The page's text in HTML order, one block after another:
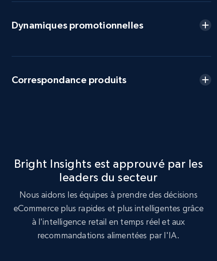
URL, Product id, Title, Seller name, Seller rating,
more.
359+ Commencer
eBay - Collect records by category
Dynamiques promotionnelles
Correspondance produits
Bright Insights est approuvé par les
leaders du secteur
Nous aidons les équipes à prendre des décisions
eCommerce plus rapides et plus intelligentes grâce
à l'intelligence retail en temps réel et aux
recommandations alimentées par l'IA.